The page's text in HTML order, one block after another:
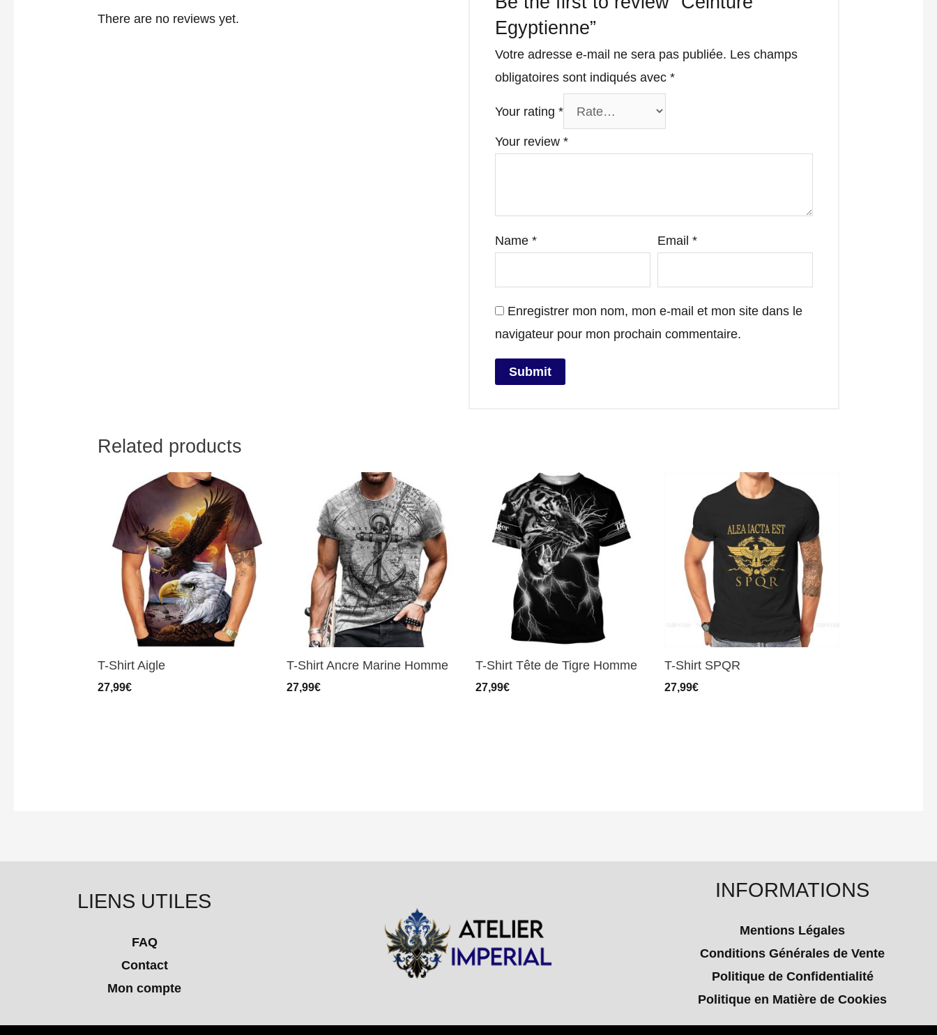
There are no reviews yet.
Egyptienne”
Votre adresse e-mail ne sera pas publiée. Les champs
obligatoires sont indiqués avec *
Your rating *
Your review *
Name * Email *
Enregistrer mon nom, mon e-mail et mon site dans le
navigateur pour mon prochain commentaire.
Related products
T-Shirt Aigle
27,99€
T-Shirt Ancre Marine Homme
27,99€
T-Shirt Tête de Tigre Homme
27,99€
T-Shirt SPQR
27,99€
LIENS UTILES
FAQ
Contact
Mon compte
INFORMATIONS
Mentions Légales
Conditions Générales de Vente
Politique de Confidentialité
Politique en Matière de Cookies